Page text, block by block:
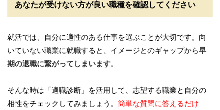
あなたが受けない方が良い職種を確認してください
就活では、自分に適性のある仕事を選ぶことが大切です。向
いていない職業に就職すると、イメージとのギャップから早
期の退職に繋がってしまいます。
そんな時は「適職診断」を活用して、志望する職業と自分の
相性をチェックしてみましょう。 簡単な質問に答えるだけ